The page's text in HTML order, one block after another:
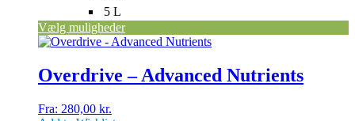
5 L
Vælg muligheder
Overdrive – Advanced Nutrients
Fra: 280,00 kr.
Dette
har
flere
Mulighederne